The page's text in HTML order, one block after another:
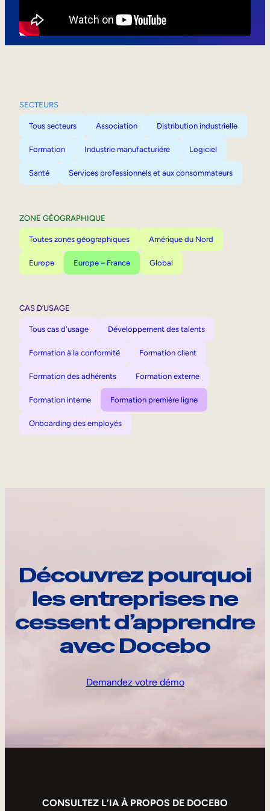
SECTEURS
Tous secteurs Association Distribution industrielle
Formation Industrie manufacturière Logiciel
Santé Services professionnels et aux consommateurs
ZONE GÉOGRAPHIQUE
Toutes zones géographiques Amérique du Nord
Europe Europe – France Global
CAS D’USAGE
Tous cas d'usage Développement des talents
Formation à la conformité Formation client
Formation des adhérents Formation externe
Formation interne Formation première ligne
Onboarding des employés
Découvrez pourquoi
les entreprises ne
cessent d’apprendre
avec Docebo
Demandez votre démo
CONSULTEZ L’IA À PROPOS DE DOCEBO